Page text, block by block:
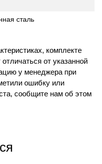
сталь
комплекте
от указанной
у менеджера при
ошибку или
сообщите нам об этом